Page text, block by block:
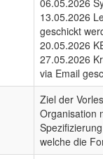
13.05.2026
geschickt
20.05.2026
27.05.2026
via Email
Ziel der
Organisation
welche die